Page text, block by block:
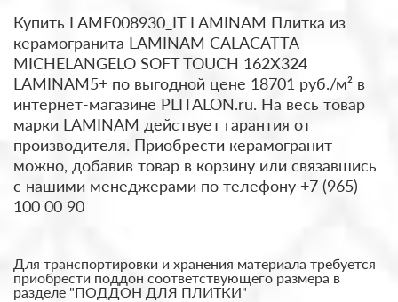
Купить LAMF008930_IT LAMINAM Плитка из
керамогранита LAMINAM CALACATTA
MICHELANGELO SOFT TOUCH 162X324
LAMINAM5+ по выгодной цене 18701 руб./м² в
интернет-магазине PLITALON.ru. На весь товар
марки LAMINAM действует гарантия от
производителя. Приобрести керамогранит
можно, добавив товар в корзину или связавшись
с нашими менеджерами по телефону +7 (965)
100 00 90
Для транспортировки и хранения материала требуется
приобрести поддон соответствующего размера в
разделе "ПОДДОН ДЛЯ ПЛИТКИ"